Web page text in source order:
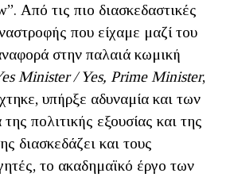
Από τις πιο διασκεδαστικές
που είχαμε μαζί του
στην παλαιά κωμική
Minister / Yes, Prime Minister,
υπήρξε αδυναμία και των
πολιτικής εξουσίας και της
διασκεδάζει και τους
το ακαδημαϊκό έργο των